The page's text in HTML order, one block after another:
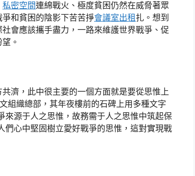
私密空間連綿戰火、極度貧困仍然在威脅著眾
和貧困的陰影下苦苦掙會議室出租 扎。想到
會應該攜手盡力，一路來維護世界戰爭、促
。
濟，此中很主要的一個方面就是要從思惟上
組織總部，其年夜樓前的石碑上用多種文字
來源于人之思惟，故務需于人之思惟中筑起保
們心中堅固樹立愛好戰爭的思惟，這對實現戰